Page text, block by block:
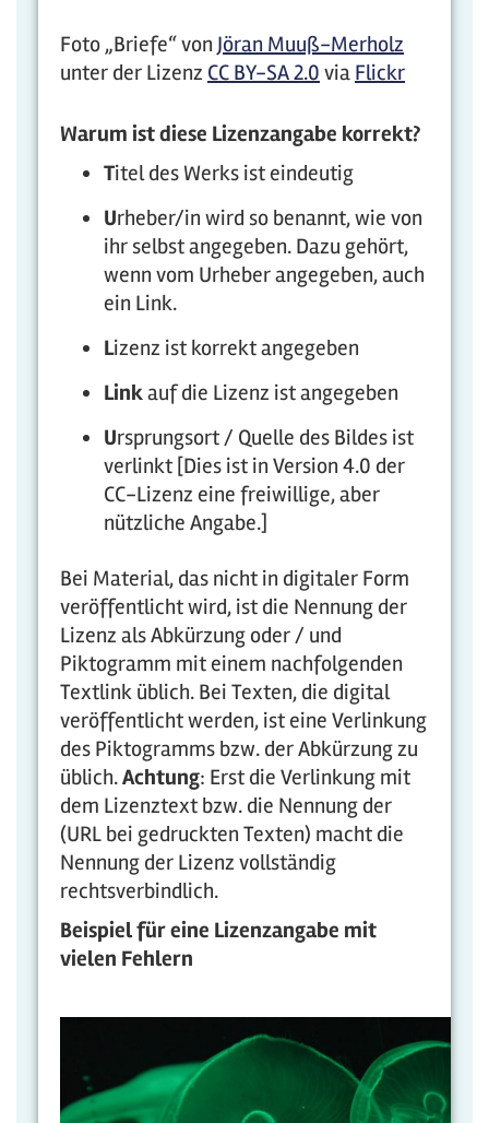
Foto „Briefe“ von Jöran Muuß-Merholz
unter der Lizenz CC BY-SA 2.0 via Flickr
Warum ist diese Lizenzangabe korrekt?
Titel des Werks ist eindeutig
Urheber/in wird so benannt, wie von
ihr selbst angegeben. Dazu gehört,
wenn vom Urheber angegeben, auch
ein Link.
Lizenz ist korrekt angegeben
Linkauf die Lizenz ist angegeben
Ursprungsort / Quelle des Bildes ist
verlinkt [Dies ist in Version 4.0 der
CC-Lizenz eine freiwillige, aber
nützliche Angabe.]
Bei Material, das nicht in digitaler Form
veröffentlicht wird, ist die Nennung der
Lizenz als Abkürzung oder / und
Piktogramm mit einem nachfolgenden
Textlink üblich. Bei Texten, die digital
veröffentlicht werden, ist eine Verlinkung
des Piktogramms bzw. der Abkürzung zu
üblich.Achtung: Erst die Verlinkung mit
dem Lizenztext bzw. die Nennung der
(URL bei gedruckten Texten) macht die
Nennung der Lizenz vollständig
rechtsverbindlich.
Beispiel für eine Lizenzangabe mit
vielen Fehlern